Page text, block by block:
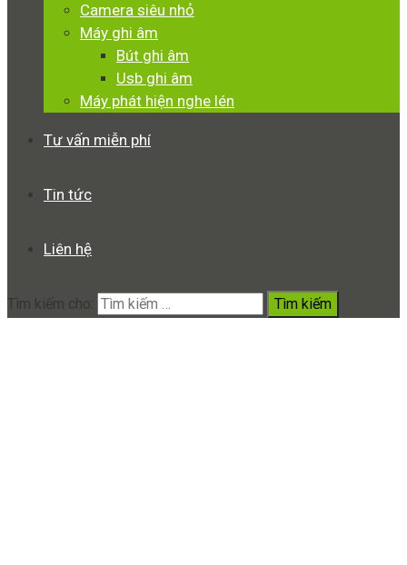
Camera siêu nhỏ
Máy ghi âm
Bút ghi âm
Usb ghi âm
Máy phát hiện nghe lén
Tư vấn miễn phí
Tin tức
Liên hệ
Tìm kiếm cho: